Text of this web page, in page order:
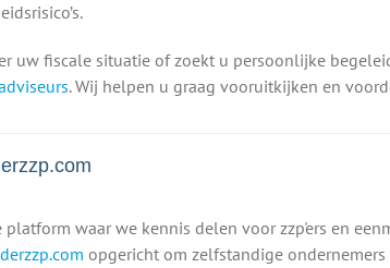
uw fiscale situatie of zoekt u persoonlijke
. Wij helpen u graag vooruitkijken en
waar we kennis delen voor zzp'ers en
opgericht om zelfstandige